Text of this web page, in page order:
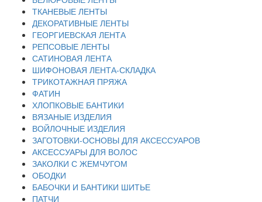
ТКАНЕВЫЕ ЛЕНТЫ
ДЕКОРАТИВНЫЕ ЛЕНТЫ
ГЕОРГИЕВСКАЯ ЛЕНТА
РЕПСОВЫЕ ЛЕНТЫ
САТИНОВАЯ ЛЕНТА
ШИФОНОВАЯ ЛЕНТА-СКЛАДКА
ТРИКОТАЖНАЯ ПРЯЖА
ФАТИН
ХЛОПКОВЫЕ БАНТИКИ
ВЯЗАНЫЕ ИЗДЕЛИЯ
ВОЙЛОЧНЫЕ ИЗДЕЛИЯ
ЗАГОТОВКИ-ОСНОВЫ ДЛЯ АКСЕССУАРОВ
АКСЕССУАРЫ ДЛЯ ВОЛОС
ЗАКОЛКИ С ЖЕМЧУГОМ
ОБОДКИ
БАБОЧКИ И БАНТИКИ ШИТЬЕ
ПАТЧИ